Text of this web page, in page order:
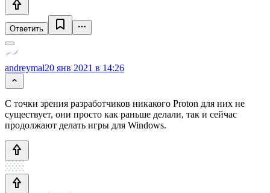
Ответить
andreymal20 янв 2021 в 14:26
С точки зрения разработчиков никакого Proton для них не
существует, они просто как раньше делали, так и сейчас
продолжают делать игры для Windows.